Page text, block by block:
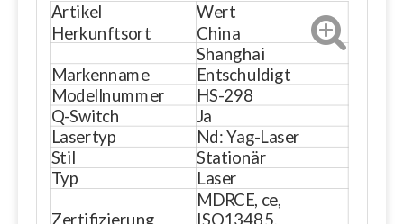
Artikel
Wert
Herkunftsort
China
Shanghai
Markenname
Entschuldigt
Modellnummer
HS-298
Q-Switch
Ja
Lasertyp
Nd: Yag-Laser
Stil Stationär
Typ Laser
Zertifizierung
MDRCE, ce,
ISO13485,